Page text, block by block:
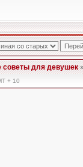
советы для девушек
+ 10